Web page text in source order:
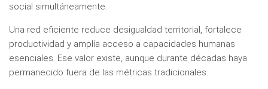
social simultáneamente.
Una red eficiente reduce desigualdad territorial, fortalece
productividad y amplía acceso a capacidades humanas
esenciales. Ese valor existe, aunque durante décadas haya
permanecido fuera de las métricas tradicionales.